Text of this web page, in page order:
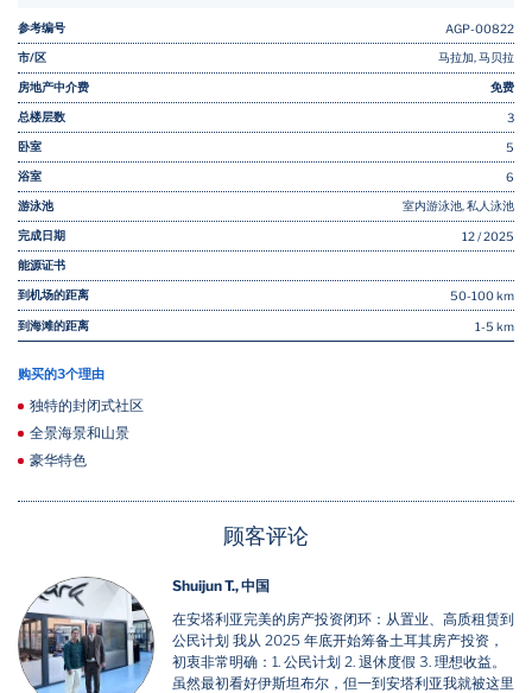
参考编号
AGP-00822
市/区
马拉加, 马贝拉
房地产中介费 免费
总楼层数
3
卧室
5
浴室
6
游泳池
室内游泳池, 私人泳池
完成日期
12 / 2025
能源证书
到机场的距离 50-100 km
到海滩的距离 1-5 km
购买的3个理由
独特的封闭式社区
全景海景和山景
豪华特色
顾客评论
Shuijun T., 中国
在安塔利亚完美的房产投资闭环：从置业、高质租赁到
公民计划 我从 2025 年底开始筹备土耳其房产投资，
初衷非常明确：1. 公民计划 2. 退休度假 3. 理想收益。
虽然最初看好伊斯坦布尔，但一到安塔利亚我就被这里